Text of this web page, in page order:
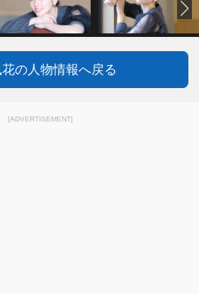
の人物情報へ戻る
[ADVERTISEMENT]